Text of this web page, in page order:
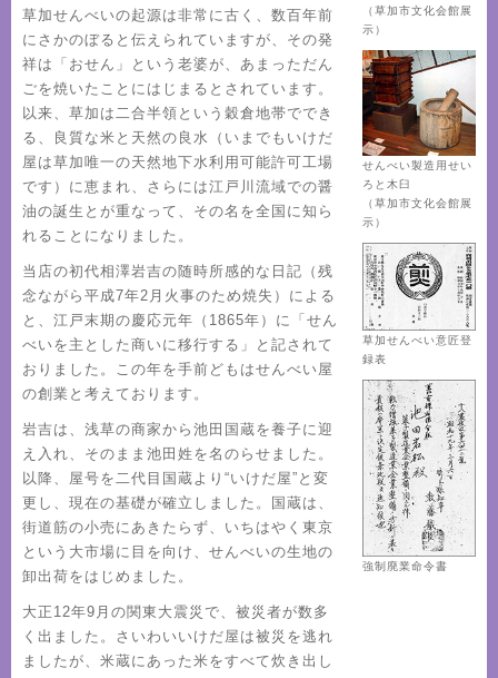
草加せんべいの起源は非常に古く、数百年前
にさかのぼると伝えられていますが、その発
祥は「おせん」という老婆が、あまっただん
ごを焼いたことにはじまるとされています。
以来、草加は二合半領という穀倉地帯ででき
る、良質な米と天然の良水（いまでもいけだ
屋は草加唯一の天然地下水利用可能許可工場
です）に恵まれ、さらには江戸川流域での醤
油の誕生とが重なって、その名を全国に知ら
れることになりました。
当店の初代相澤岩吉の随時所感的な日記（残
念ながら平成7年2月火事のため焼失）による
と、江戸末期の慶応元年（1865年）に「せん
べいを主とした商いに移行する」と記されて
おりました。この年を手前どもはせんべい屋
の創業と考えております。
岩吉は、浅草の商家から池田国蔵を養子に迎
え入れ、そのまま池田姓を名のらせました。
以降、屋号を二代目国蔵より“いけだ屋”と変
更し、現在の基礎が確立しました。国蔵は、
街道筋の小売にあきたらず、いちはやく東京
という大市場に目を向け、せんべいの生地の
卸出荷をはじめました。
大正12年9月の関東大震災で、被災者が数多
く出ました。さいわいいけだ屋は被災を逃れ
ましたが、米蔵にあった米をすべて炊き出し
（草加市文化会館展
示）
せんべい製造用せい
ろと木臼
（草加市文化会館展
示）
草加せんべい意匠登
録表
強制廃業命令書